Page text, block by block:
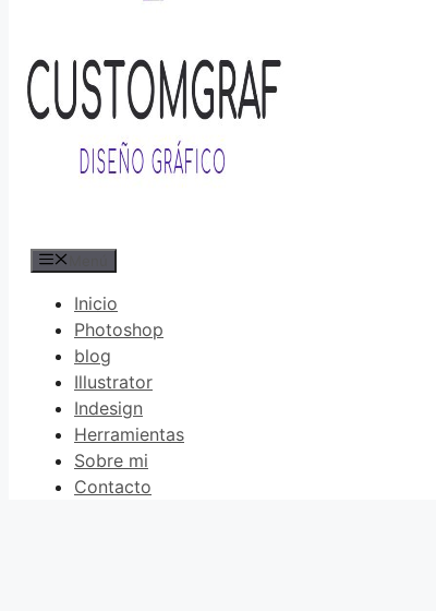
Inicio
Photoshop
blog
Illustrator
Indesign
Herramientas
Sobre mi
Contacto